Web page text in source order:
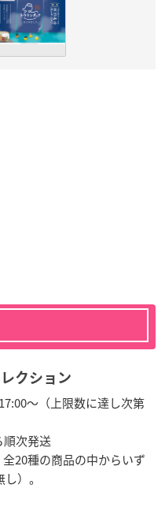
クション
～（上限数に達し次第
順次発送
20種の商品の中からいず
）。